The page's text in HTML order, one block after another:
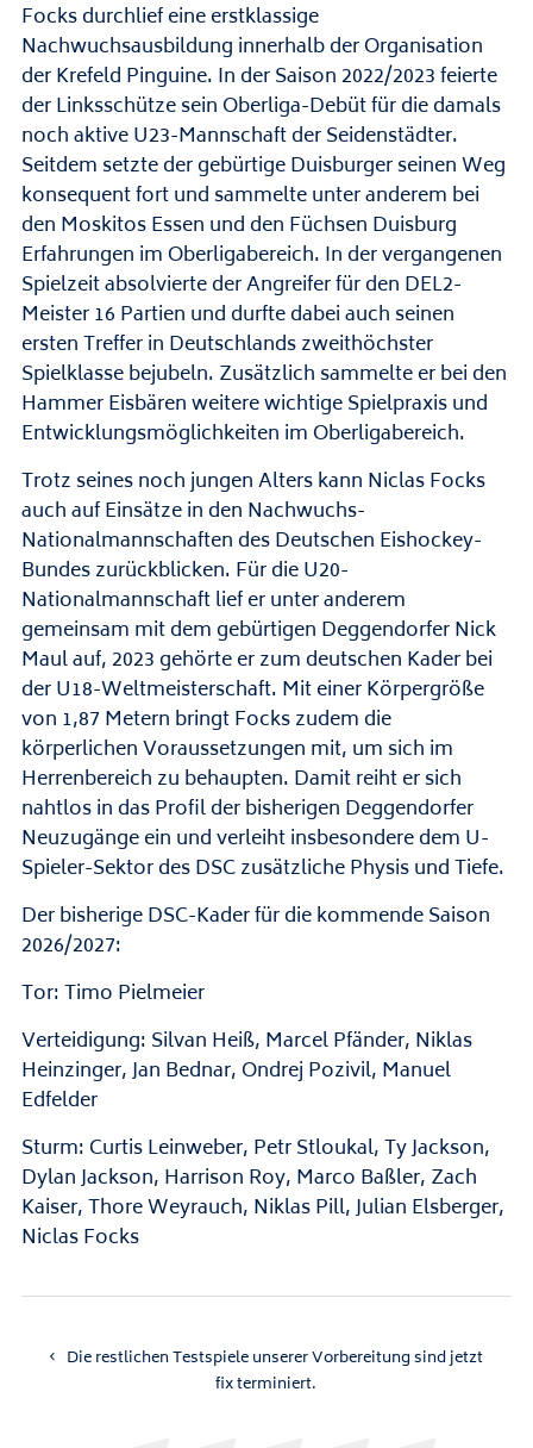
Focks durchlief eine erstklassige
Nachwuchsausbildung innerhalb der Organisation
der Krefeld Pinguine. In der Saison 2022/2023 feierte
der Linksschütze sein Oberliga-Debüt für die damals
noch aktive U23-Mannschaft der Seidenstädter.
Seitdem setzte der gebürtige Duisburger seinen Weg
konsequent fort und sammelte unter anderem bei
den Moskitos Essen und den Füchsen Duisburg
Erfahrungen im Oberligabereich. In der vergangenen
Spielzeit absolvierte der Angreifer für den DEL2-
Meister 16 Partien und durfte dabei auch seinen
ersten Treffer in Deutschlands zweithöchster
Spielklasse bejubeln. Zusätzlich sammelte er bei den
Hammer Eisbären weitere wichtige Spielpraxis und
Entwicklungsmöglichkeiten im Oberligabereich.
Trotz seines noch jungen Alters kann Niclas Focks
auch auf Einsätze in den Nachwuchs-
Nationalmannschaften des Deutschen Eishockey-
Bundes zurückblicken. Für die U20-
Nationalmannschaft lief er unter anderem
gemeinsam mit dem gebürtigen Deggendorfer Nick
Maul auf, 2023 gehörte er zum deutschen Kader bei
der U18-Weltmeisterschaft. Mit einer Körpergröße
von 1,87 Metern bringt Focks zudem die
körperlichen Voraussetzungen mit, um sich im
Herrenbereich zu behaupten. Damit reiht er sich
nahtlos in das Profil der bisherigen Deggendorfer
Neuzugänge ein und verleiht insbesondere dem U-
Spieler-Sektor des DSC zusätzliche Physis und Tiefe.
Der bisherige DSC-Kader für die kommende Saison
2026/2027:
Tor: Timo Pielmeier
Verteidigung: Silvan Heiß, Marcel Pfänder, Niklas
Heinzinger, Jan Bednar, Ondrej Pozivil, Manuel
Edfelder
Sturm: Curtis Leinweber, Petr Stloukal, Ty Jackson,
Dylan Jackson, Harrison Roy, Marco Baßler, Zach
Kaiser, Thore Weyrauch, Niklas Pill, Julian Elsberger,
Niclas Focks
Die restlichen Testspiele unserer Vorbereitung sind jetzt
fix terminiert.